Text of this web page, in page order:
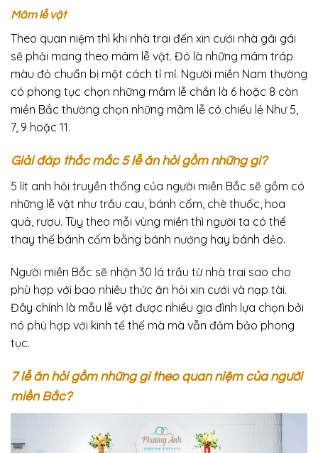
Mâm lễ vật
Theo quan niệm thì khi nhà trai đến xin cưới nhà gái gái
sẽ phải mang theo mâm lễ vật. Đó là những mâm tráp
màu đỏ chuẩn bị một cách tỉ mỉ. Người miền Nam thường
có phong tục chọn những mâm lễ chắn là 6 hoặc 8 còn
miền Bắc thường chọn những mâm lễ có chiếu lẻ Như 5,
7, 9 hoặc 11.
Giải đáp thắc mắc 5 lễ ăn hỏi gồm những gì?
5 lít anh hỏi truyền thống của người miền Bắc sẽ gồm có
những lễ vật như trầu cau, bánh cốm, chè thuốc, hoa
quả, rượu. Tùy theo mỗi vùng miền thì người ta có thể
thay thế bánh cốm bằng bánh nướng hay bánh dẻo.
Người miền Bắc sẽ nhận 30 lá trầu từ nhà trai sao cho
phù hợp với bao nhiêu thức ăn hỏi xin cưới và nạp tài.
Đây chính là mẫu lễ vật được nhiều gia đình lựa chọn bởi
nó phù hợp với kinh tế thế mà mà vẫn đảm bảo phong
tục.
7 lễ ăn hỏi gồm những gì theo quan niệm của người
miền Bắc?